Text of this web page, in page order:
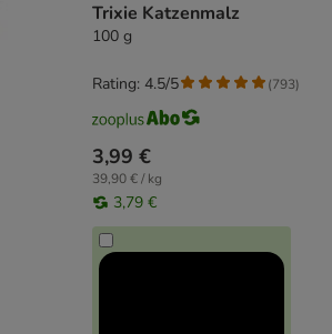
Trixie Katzenmalz
100 g
3,99 €
39,90 € / kg
3,79 €
Rating: 4.5/5 (793)